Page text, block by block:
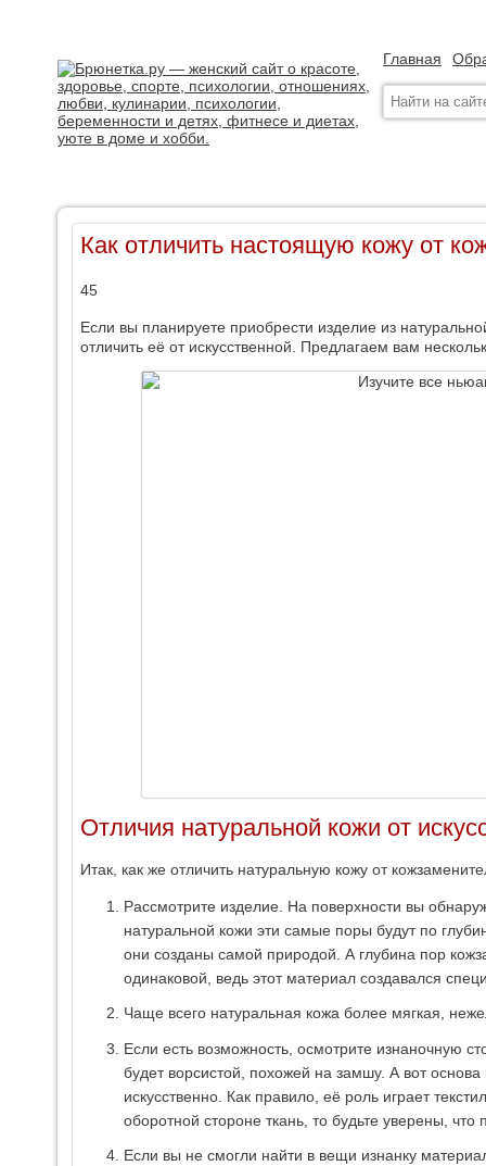
Главная
Как отличить настоящую кожу от
45
Если вы планируете приобрести изделие из
отличить её от искусственной. Предлагаем вам
Отличия натуральной кожи от
Итак, как же отличить натуральную кожу от
Рассмотрите изделие. На поверхности вы
натуральной кожи эти самые поры будут по
они созданы самой природой. А глубина пор
одинаковой, ведь этот материал создавался
Чаще всего натуральная кожа более мягкая,
Если есть возможность, осмотрите изнаночную
будет ворсистой, похожей на замшу. А вот основа
искусственно. Как правило, её роль играет
оборотной стороне ткань, то будьте уверены,
Если вы не смогли найти в вещи изнанку